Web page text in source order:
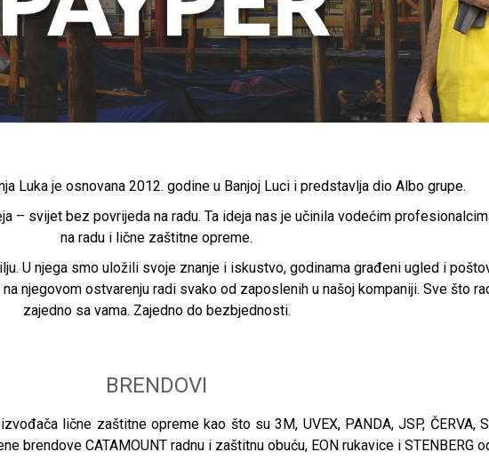
Luka je osnovana 2012. godine u Banjoj Luci i predstavlja dio Albo grupe.
– svijet bez povrijeda na radu. Ta ideja nas je učinila vodećim
na radu i lične zaštitne opreme.
U njega smo uložili svoje znanje i iskustvo, godinama građeni ugled i
njegovom ostvarenju radi svako od zaposlenih u našoj kompaniji. Sve što
zajedno sa vama. Zajedno do bezbjednosti.
BRENDOVI
lične zaštitne opreme kao što su 3M, UVEX, PANDA, JSP, ČERVA,
brendove CATAMOUNT radnu i zaštitnu obuću, EON rukavice i STENBERG